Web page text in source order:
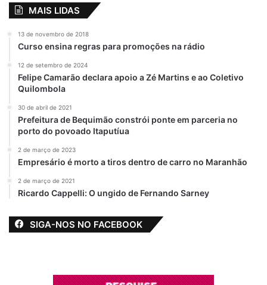
MAIS LIDAS
13 de novembro de 2018
Curso ensina regras para promoções na rádio
12 de setembro de 2024
Felipe Camarão declara apoio a Zé Martins e ao Coletivo
Quilombola
30 de abril de 2021
Prefeitura de Bequimão constrói ponte em parceria no
porto do povoado Itaputíua
2 de março de 2023
Empresário é morto a tiros dentro de carro no Maranhão
2 de março de 2021
Ricardo Cappelli: O ungido de Fernando Sarney
SIGA-NOS NO FACEBOOK